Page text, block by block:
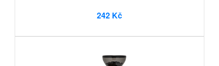
242 Kč